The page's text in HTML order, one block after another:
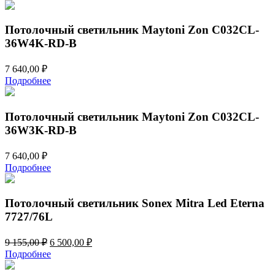
Потолочный светильник Maytoni Zon C032CL-
36W4K-RD-B
7 640,00 ₽
Подробнее
Потолочный светильник Maytoni Zon C032CL-
36W3K-RD-B
7 640,00 ₽
Подробнее
Потолочный светильник Sonex Mitra Led Eterna
7727/76L
9 155,00₽ Первоначальная
цена
составляла
6 500,00 ₽Текущая
Подробнее